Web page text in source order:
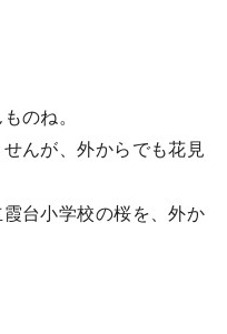
のね。
んが、外からでも花見
台小学校の桜を、外か